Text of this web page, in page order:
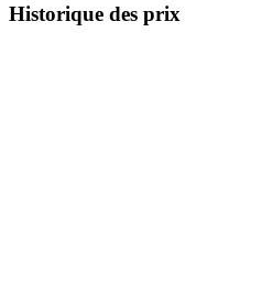
Historique des prix